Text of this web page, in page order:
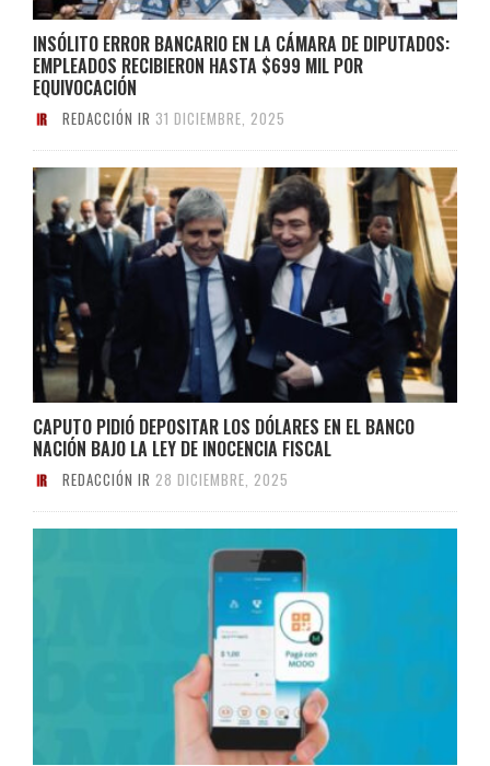
INSÓLITO ERROR BANCARIO EN LA CÁMARA DE DIPUTADOS:
EMPLEADOS RECIBIERON HASTA $699 MIL POR
EQUIVOCACIÓN
REDACCIÓN IR 31 DICIEMBRE, 2025
CAPUTO PIDIÓ DEPOSITAR LOS DÓLARES EN EL BANCO
NACIÓN BAJO LA LEY DE INOCENCIA FISCAL
REDACCIÓN IR 28 DICIEMBRE, 2025